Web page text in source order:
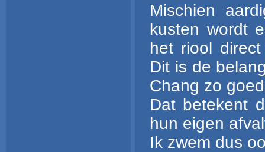
Mischien
kusten wordt
het riool
Dit is de
Chang zo
Dat betekent
hun eigen
Ik zwem dus